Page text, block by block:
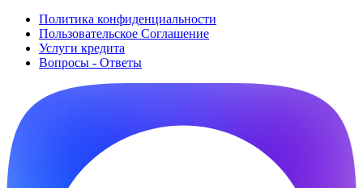
Политика конфиденциальности
Пользовательское Cоглашение
Услуги кредита
Вопросы - Ответы